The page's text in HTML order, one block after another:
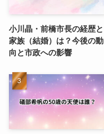
小川晶・前橋市長の経歴と
家族（結婚）は？今後の動
向と市政への影響